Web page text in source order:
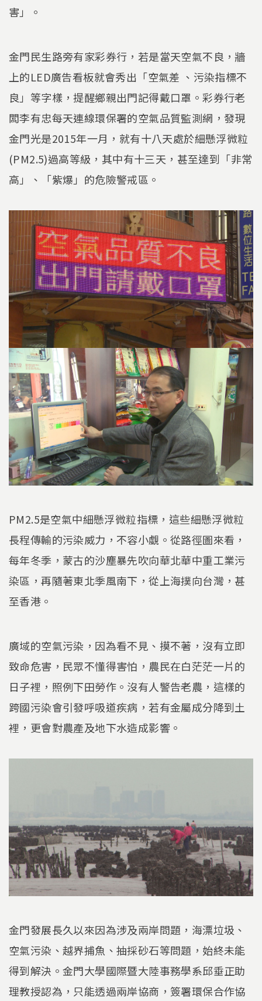
害」。
金門民生路旁有家彩券行，若是當天空氣不良，牆
上的LED廣告看板就會秀出「空氣差 、污染指標不
良」等字樣，提醒鄉親出門記得戴口罩。彩券行老
闆李有忠每天連線環保署的空氣品質監測網，發現
金門光是2015年一月，就有十八天處於細懸浮微粒
(PM2.5)過高等級，其中有十三天，甚至達到「非常
高」、「紫爆」的危險警戒區。
PM2.5是空氣中細懸浮微粒指標，這些細懸浮微粒
長程傳輸的污染威力，不容小覷。從路徑圖來看，
每年冬季，蒙古的沙塵暴先吹向華北華中重工業污
染區，再隨著東北季風南下，從上海撲向台灣，甚
至香港。
廣域的空氣污染，因為看不見、摸不著，沒有立即
致命危害，民眾不懂得害怕，農民在白茫茫一片的
日子裡，照例下田勞作。沒有人警告老農，這樣的
跨國污染會引發呼吸道疾病，若有金屬成分降到土
裡，更會對農產及地下水造成影響。
金門發展長久以來因為涉及兩岸問題，海漂垃圾、
空氣污染、越界捕魚、抽採砂石等問題，始終未能
得到解決。金門大學國際暨大陸事務學系邱垂正助
理教授認為，只能透過兩岸協商，簽署環保合作協